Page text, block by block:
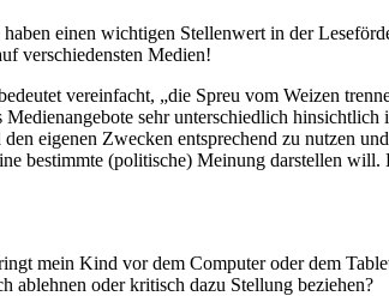
einen wichtigen Stellenwert in der
verschiedensten Medien!
vereinfacht, „die Spreu vom Weizen
sehr unterschiedlich hinsichtlich
eigenen Zwecken entsprechend zu nutzen
bestimmte (politische) Meinung darstellen
mein Kind vor dem Computer oder dem
ablehnen oder kritisch dazu Stellung beziehen?